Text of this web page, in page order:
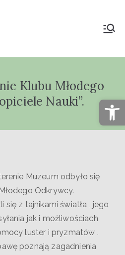
Przyrody
im.
Klubu Młodego
Nauki”.
Muzeum odbyło się
Odkrywcy.
z tajnikami światła , jego
jak i możliwościach
luster i pryzmatów .
poznają zagadnienia